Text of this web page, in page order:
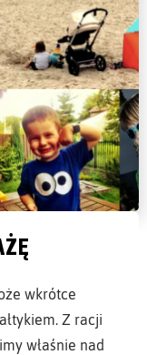
wkrótce
Z racji
właśnie nad